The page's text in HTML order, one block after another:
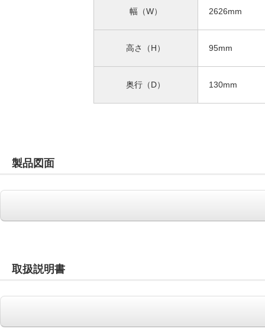
幅（W） 2626mm
高さ（H） 95mm
奥行（D） 130mm
製品図面
取扱説明書